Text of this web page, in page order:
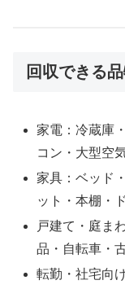
回収できる
家電：冷蔵庫
コン・大型空
家具：ベッド
ット・本棚・
戸建て・庭ま
品・自転車・
転勤・社宅向